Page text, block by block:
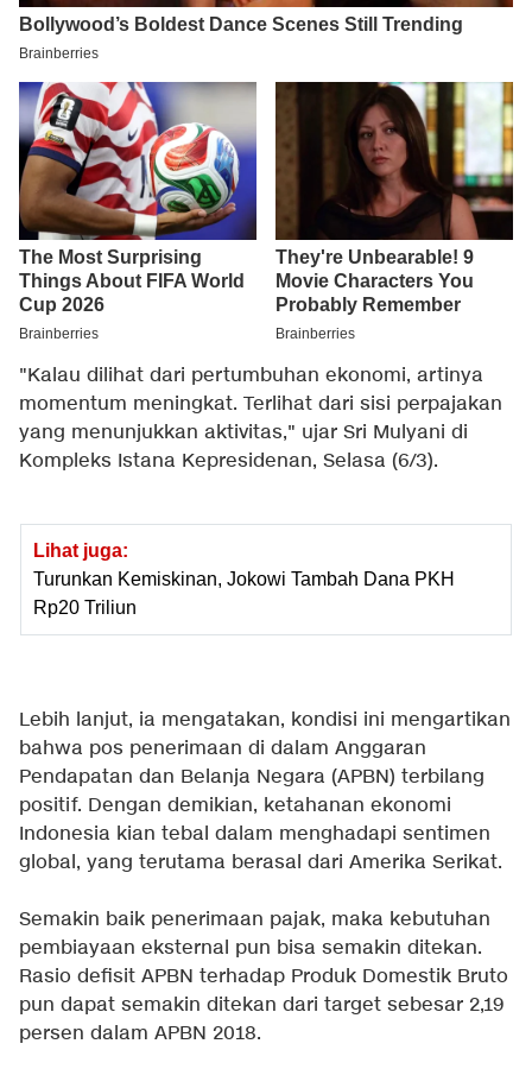
"Kalau dilihat dari pertumbuhan ekonomi, artinya
momentum meningkat. Terlihat dari sisi perpajakan
yang menunjukkan aktivitas," ujar Sri Mulyani di
Kompleks Istana Kepresidenan, Selasa (6/3).
Lihat juga:
Turunkan Kemiskinan, Jokowi Tambah Dana PKH
Rp20 Triliun
Lebih lanjut, ia mengatakan, kondisi ini mengartikan
bahwa pos penerimaan di dalam Anggaran
Pendapatan dan Belanja Negara (APBN) terbilang
positif. Dengan demikian, ketahanan ekonomi
Indonesia kian tebal dalam menghadapi sentimen
global, yang terutama berasal dari Amerika Serikat.
Semakin baik penerimaan pajak, maka kebutuhan
pembiayaan eksternal pun bisa semakin ditekan.
Rasio defisit APBN terhadap Produk Domestik Bruto
pun dapat semakin ditekan dari target sebesar 2,19
persen dalam APBN 2018.